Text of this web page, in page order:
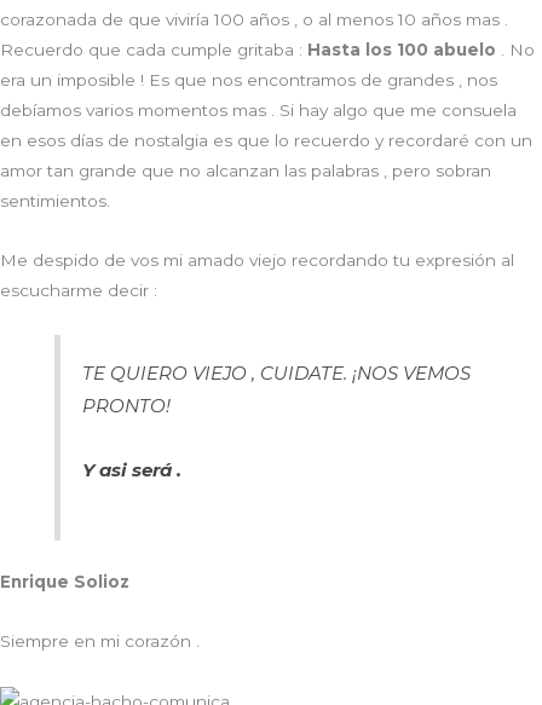
corazonada de que viviría 100 años , o al menos 10 años mas .
Recuerdo que cada cumple gritaba : Hasta los 100 abuelo
. No
era un imposible ! Es que nos encontramos de grandes , nos
debíamos varios momentos mas . Si hay algo que me consuela
en esos días de nostalgia es que lo recuerdo y recordaré con un
amor tan grande que no alcanzan las palabras , pero sobran
sentimientos.
Me despido de vos mi amado viejo recordando tu expresión al
escucharme decir :
TE QUIERO VIEJO , CUIDATE. ¡NOS VEMOS
PRONTO!
Y asi será .
Enrique Solioz
Siempre en mi corazón .